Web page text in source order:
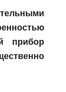
прибор